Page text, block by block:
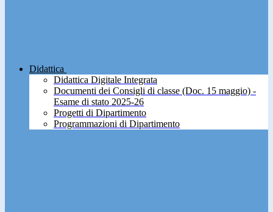
Didattica
Didattica Digitale Integrata
Documenti dei Consigli di classe (Doc. 15 maggio) -
Esame di stato 2025-26
Progetti di Dipartimento
Programmazioni di Dipartimento